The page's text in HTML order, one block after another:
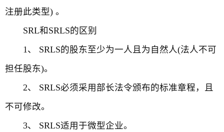
注册此类型) 。
SRL和SRLS的区别
1、 SRLS的股东至少为一人且为自然人(法人不可
担任股东)。
2、 SRLS必须采用部长法令颁布的标准章程，且
不可修改。
3、 SRLS适用于微型企业。